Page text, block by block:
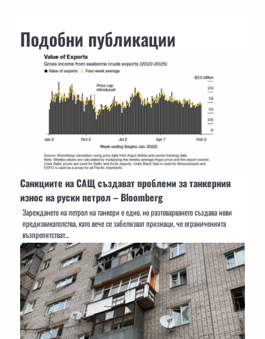
Подобни публикации
Санкциите на САЩ създават проблеми за танкерния
износ на руски петрол – Bloomberg
Зареждането на петрол на танкери е едно, но разтоварването създава нови
предизвикателства, като вече се забелязват признаци, че ограниченията
възпрепятстват…